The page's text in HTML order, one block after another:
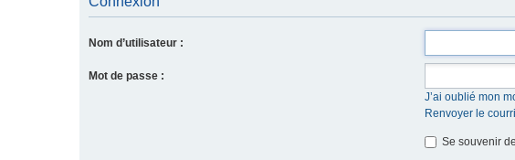
Nom d’utilisateur :
Mot de passe :
J’ai oublié mon
Renvoyer le
Se souvenir